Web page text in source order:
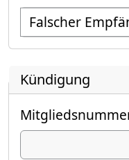
Empfänger
Kündigung